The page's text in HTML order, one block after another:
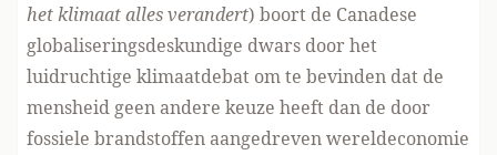
het klimaat alles verandert) boort de Canadese
globaliseringsdeskundige dwars door het
luidruchtige klimaatdebat om te bevinden dat de
mensheid geen andere keuze heeft dan de door
fossiele brandstoffen aangedreven wereldeconomie